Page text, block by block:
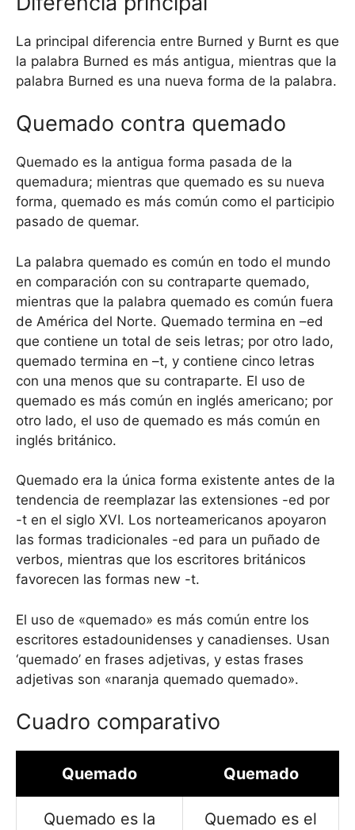
La principal diferencia entre Burned y Burnt es que
la palabra Burned es más antigua, mientras que la
palabra Burned es una nueva forma de la palabra.
Quemado contra quemado
Quemado es la antigua forma pasada de la
quemadura; mientras que quemado es su nueva
forma, quemado es más común como el participio
pasado de quemar.
La palabra quemado es común en todo el mundo
en comparación con su contraparte quemado,
mientras que la palabra quemado es común fuera
de América del Norte. Quemado termina en –ed
que contiene un total de seis letras; por otro lado,
quemado termina en –t, y contiene cinco letras
con una menos que su contraparte. El uso de
quemado es más común en inglés americano; por
otro lado, el uso de quemado es más común en
inglés británico.
Quemado era la única forma existente antes de la
tendencia de reemplazar las extensiones -ed por
-t en el siglo XVI. Los norteamericanos apoyaron
las formas tradicionales -ed para un puñado de
verbos, mientras que los escritores británicos
favorecen las formas new -t.
El uso de «quemado» es más común entre los
escritores estadounidenses y canadienses. Usan
‘quemado’ en frases adjetivas, y estas frases
adjetivas son «naranja quemado quemado».
Cuadro comparativo
Quemado Quemado
Quemado es la
Quemado es el